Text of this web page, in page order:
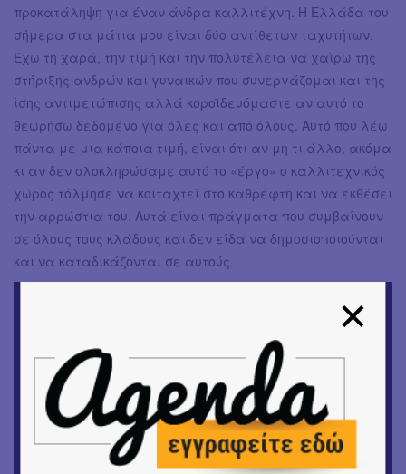
προκατάληψη για έναν άνδρα καλλιτέχνη. Η Ελλάδα του
σήμερα στα μάτια μου είναι δύο αντίθετων ταχυτήτων.
Έχω τη χαρά, την τιμή και την πολυτέλεια να χαίρω της
στήριξης ανδρών και γυναικών που συνεργάζομαι και της
ίσης αντιμετώπισης αλλά κοροϊδευόμαστε αν αυτό το
θεωρήσω δεδομένο για όλες και από όλους. Αυτό που λέω
πάντα με μια κάποια τιμή, είναι ότι αν μη τι άλλο, ακόμα
κι αν δεν ολοκληρώσαμε αυτό το «έργο» ο καλλιτεχνικός
χώρος τόλμησε να κοιταχτεί στο καθρέφτη και να εκθέσει
την αρρώστια του. Αυτά είναι πράγματα που συμβαίνουν
σε όλους τους κλάδους και δεν είδα να δημοσιοποιούνται
και να καταδικάζονται σε αυτούς.